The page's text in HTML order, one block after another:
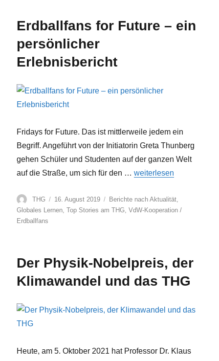
dir,
Zukunftsveranstaltung
Stadthalle
Erdballfans for Future – ein
persönlicher
Erlebnisbericht
Fridays for Future. Das ist mittlerweile jedem ein
Begriff. Angeführt von der Initiatorin Greta Thunberg
gehen Schüler und Studenten auf der ganzen Welt
auf die Straße, um sich für den …„Erdballfans for Future
weiterlesen
Autor
THG
Veröffentlicht
am
16. August 2019 Kategorien
Berichte nach Aktualität,
Globales Lernen,Top Stories am THG,VdW-Kooperation /
Erdballfans
Der Physik-Nobelpreis, der
Klimawandel und das THG
Heute, am 5. Oktober 2021 hat Professor Dr. Klaus